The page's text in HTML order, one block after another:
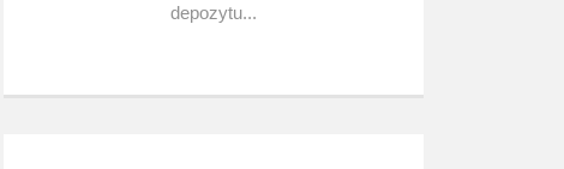
depozytu...